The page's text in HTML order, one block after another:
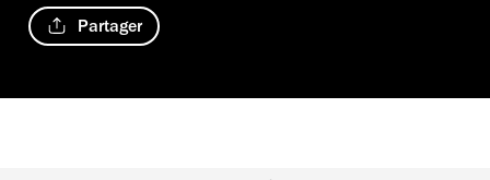
Partager